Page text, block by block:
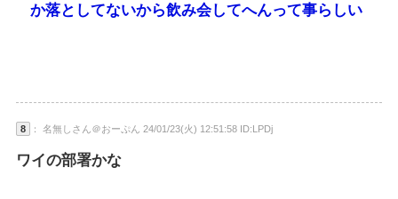
か落としてないから飲み会してへんって事らしい
8 ： 名無しさん＠おーぷん 24/01/23(火) 12:51:58 ID:LPDj
ワイの部署かな